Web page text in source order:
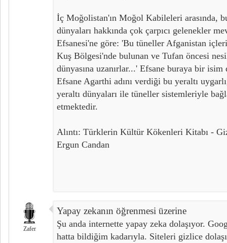
İç Moğolistan'ın Moğol Kabileleri arasında,
dünyaları hakkında çok çarpıcı gelenekler
Efsanesi'ne göre: 'Bu tüneller Afganistan
Kuş Bölgesi'nde bulunan ve Tufan öncesi
dünyasına uzanırlar...' Efsane buraya bir
Efsane Agarthi adını verdiği bu yeraltı
yeraltı dünyaları ile tüneller sistemleriyle
etmektedir.
Alıntı: Türklerin Kültür Kökenleri Kitabı -
Ergun Candan
Zafer
Yapay zekanın öğrenmesi üzerine
Şu anda internette yapay zeka dolaşıyor.
hatta bildiğim kadarıyla. Siteleri gizlice